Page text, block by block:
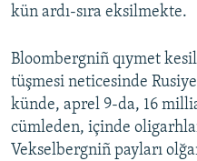
kün ardı-sıra eksilmekte.
Bloombergniñ qıymet
tüşmesi neticesinde
künde, aprel 9-da, 16
cümleden, içinde
Vekselbergniñ payları